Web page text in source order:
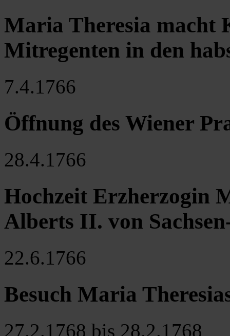
Maria Theresia macht
Mitregenten in den
7.4.1766
Öffnung des Wiener
28.4.1766
Hochzeit Erzherzogin
Alberts II. von
22.6.1766
Besuch Maria
27.2.1768 bis 28.2.1768